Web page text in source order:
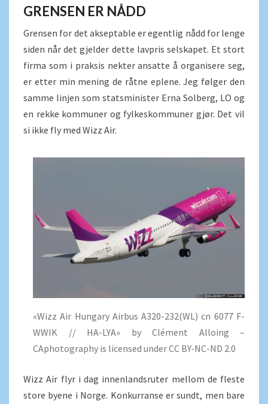
GRENSEN ER NÅDD
Grensen for det akseptable er egentlig nådd for lenge
siden når det gjelder dette lavpris selskapet. Et stort
firma som i praksis nekter ansatte å organisere seg,
er etter min mening de råtne eplene. Jeg følger den
samme linjen som statsminister Erna Solberg, LO og
en rekke kommuner og fylkeskommuner gjør. Det vil
si ikke fly med Wizz Air.
«Wizz Air Hungary Airbus A320-232(WL) cn 6077 F-
WWIK // HA-LYA» by Clément Alloing –
CAphotography is licensed under CC BY-NC-ND 2.0
Wizz Air flyr i dag innenlandsruter mellom de fleste
store byene i Norge. Konkurranse er sundt, men bare